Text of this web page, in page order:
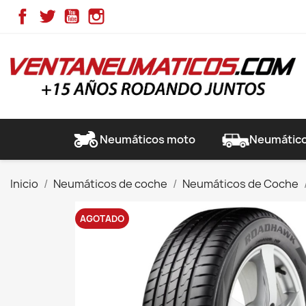
FacebookTwitterYouTube
Neumáticos moto
Inicio Neumáticos de coche Neumáticos de Coche
AGOTADO